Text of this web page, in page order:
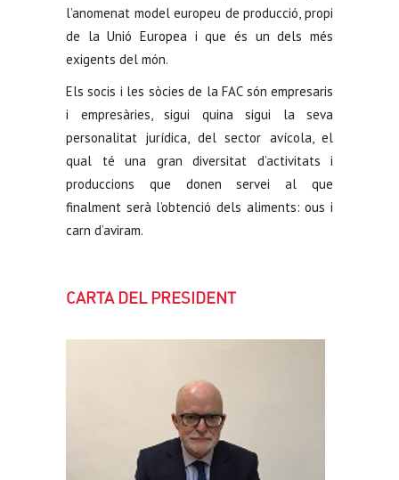
l’anomenat model europeu de producció, propi
de la Unió Europea i que és un dels més
exigents del món.
Els socis i les sòcies de la FAC són empresaris
i empresàries, sigui quina sigui la seva
personalitat jurídica, del sector avícola, el
qual té una gran diversitat d’activitats i
produccions que donen servei al que
finalment serà l’obtenció dels aliments: ous i
carn d’aviram.
CARTA DEL PRESIDENT